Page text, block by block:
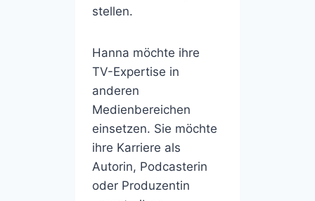
stellen.
Hanna möchte ihre
TV-Expertise in
anderen
Medienbereichen
einsetzen. Sie möchte
ihre Karriere als
Autorin, Podcasterin
oder Produzentin